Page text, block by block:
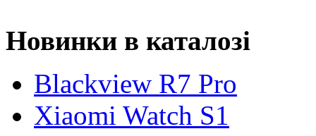
Новинки в каталозі
Blackview R7 Pro
Xiaomi Watch S1